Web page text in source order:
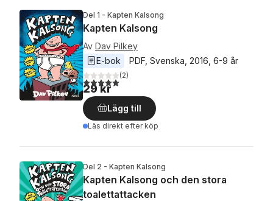
Del 1 - Kapten Kalsong
Kapten Kalsong
Av Dav Pilkey
E-bok
PDF Svenska 2016 6-9 år
5,0utav 5 stjärnor. Totalt antal röster:
(2)
29 kr
Lägg till
Läs direkt efter köp
Del 2 - Kapten Kalsong
Kapten Kalsong och den stora
toalettattacken